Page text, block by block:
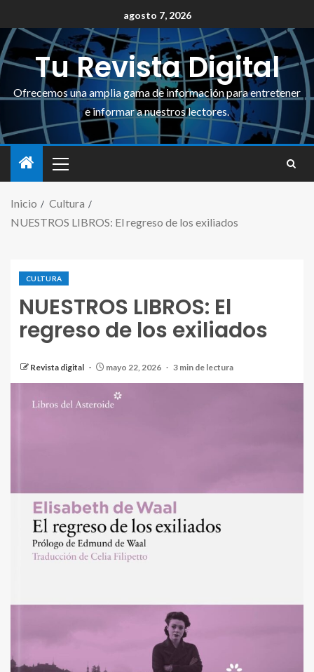
agosto 7, 2026
Tu Revista Digital
Ofrecemos una amplia gama de información para entretener
e informar a nuestros lectores.
Inicio
Cultura
NUESTROS LIBROS: El regreso de los exiliados
CULTURA
NUESTROS LIBROS: El
regreso de los exiliados
Revista digital mayo 22, 2026 3 min de lectura